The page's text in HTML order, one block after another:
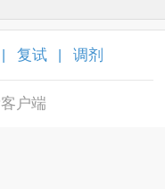
复试 调剂
户端